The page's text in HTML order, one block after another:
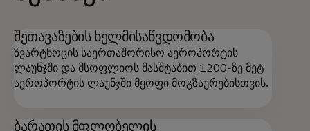
შეთავაზების ხელმისაწვდომობა
ზვარტნოცის საერთაშორისო აეროპორტის
ლაუნჯში და მსოფლიოს მასშტაბით 1200-ზე მეტ
აეროპორტის ლაუნჯში მყოფი მოგზაურებისთვის.
ბარათის მფლობელის